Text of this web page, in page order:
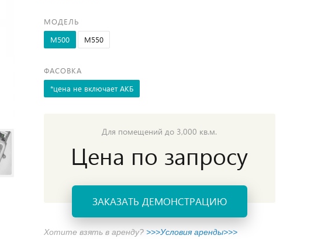
МОДЕЛЬ
M500
M550
ФАСОВКА
*цена не включает АКБ
Для помещений до 3,000 кв.м.
Цена по запросу
ЗАКАЗАТЬ ДЕМОНСТРАЦИЮ
Хотите взять в аренду? >>>Условия аренды>>>